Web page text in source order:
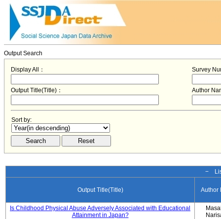
Output Search
Display All： Survey
Output Title(Title)： Author
Sort by:
−
Output Title(Title) Author
Is Childhood Physical Abuse Adversely Associated with Educational
Attainment in Japan?